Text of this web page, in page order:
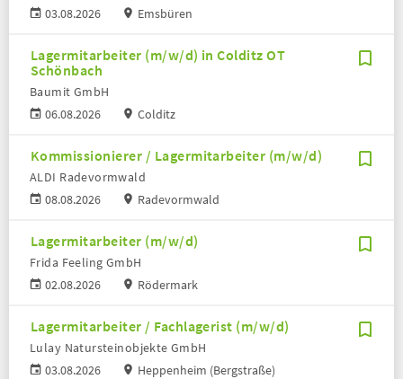
03.08.2026
Emsbüren
Lagermitarbeiter (m/w/d) in Colditz OT
Schönbach
06.08.2026
Baumit GmbH
Colditz
Kommissionierer / Lagermitarbeiter (m/w/d)
08.08.2026
ALDI Radevormwald
Radevormwald
Lagermitarbeiter (m/w/d)
02.08.2026
Frida Feeling GmbH
Rödermark
Lagermitarbeiter / Fachlagerist (m/w/d)
03.08.2026
Lulay Natursteinobjekte GmbH
Heppenheim (Bergstraße)